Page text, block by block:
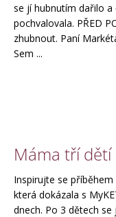
se jí hubnutím dařilo
pochvalovala. PŘED
zhubnout. Paní
Sem ...
Máma tří dětí
Inspirujte se
která dokázala s
dnech. Po 3 dětech